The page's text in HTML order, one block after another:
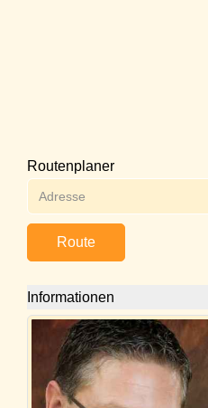
Routenplaner
Route
Informationen